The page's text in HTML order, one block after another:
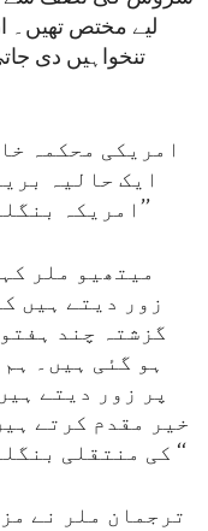
لیے مختص تھیں۔
تنخواہیں دی
امریکی محکمہ
ایک حالیہ
’’امریکہ
میتھیو ملر
زور دیتے ہیں
گزشتہ چند
ہو گئی ہیں۔
پر زور دیتے
خیر مقدم کرتے
کی منتقلی بنگلہ دیش کے قوانین کے مطابق ہو۔ ‘‘
ترجمان ملر نے